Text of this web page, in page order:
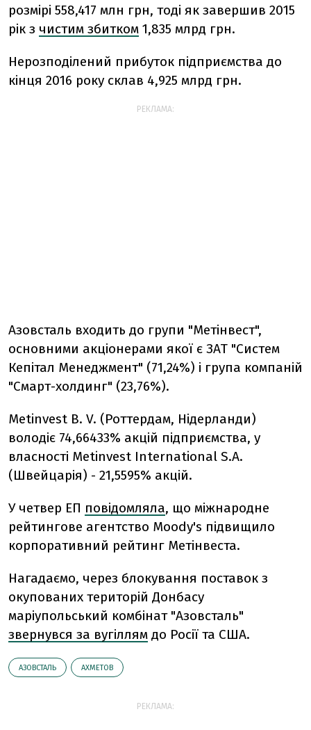
розмірі 558,417 млн грн, тоді як завершив 2015
рік з чистим збитком 1,835 млрд грн.
Нерозподілений прибуток підприємства до
кінця 2016 року склав 4,925 млрд грн.
РЕКЛАМА:
Азовсталь входить до групи "Метінвест",
основними акціонерами якої є ЗАТ "Систем
Кепітал Менеджмент" (71,24%) і група компаній
"Смарт-холдинг" (23,76%).
Metinvest B. V. (Роттердам, Нідерланди)
володіє 74,66433% акцій підприємства, у
власності Меtinvest International S.A.
(Швейцарія) - 21,5595% акцій.
У четвер ЕП повідомляла, що міжнародне
рейтингове агентство Moody's підвищило
корпоративний рейтинг Метінвеста.
Нагадаємо, через блокування поставок з
окупованих територій Донбасу
маріупольський комбінат "Азовсталь"
звернувся за вугіллям до Росії та США.
АЗОВСТАЛЬ АХМЕТОВ
РЕКЛАМА: